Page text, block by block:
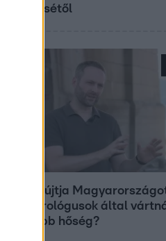
győztesétől
Miért sújtja
meteorológusok által
nagyobb hőség?